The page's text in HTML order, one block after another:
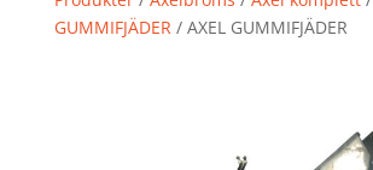
GUMMIFJÄDER/ AXEL GUMMIFJÄDER